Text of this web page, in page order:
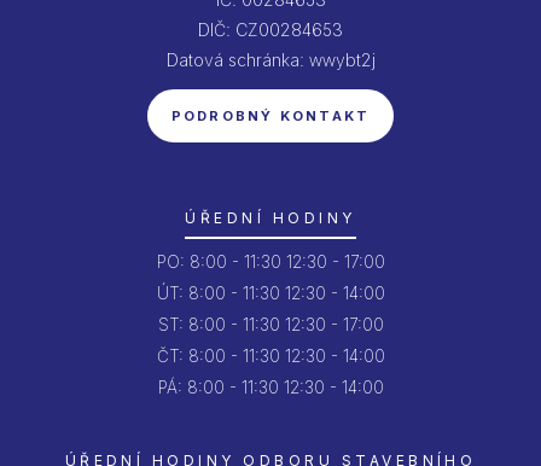
DIČ: CZ00284653
Datová schránka: wwybt2j
PODROBNÝ KONTAKT
ÚŘEDNÍ HODINY
PO: 8:00 - 11:30 12:30 - 17:00
ÚT: 8:00 - 11:30 12:30 - 14:00
ST: 8:00 - 11:30 12:30 - 17:00
ČT: 8:00 - 11:30 12:30 - 14:00
PÁ: 8:00 - 11:30 12:30 - 14:00
ÚŘEDNÍ HODINY ODBORU STAVEBNÍHO